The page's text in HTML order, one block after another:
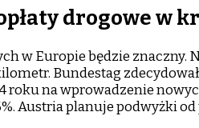
drogowe w
w Europie będzie znaczny.
Bundestag
roku na wprowadzenie
Austria planuje podwyżki